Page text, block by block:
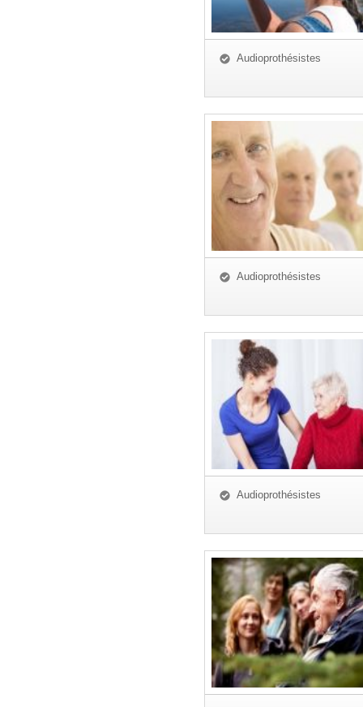
Audioprothésistes
Audioprothésistes
Audioprothésistes